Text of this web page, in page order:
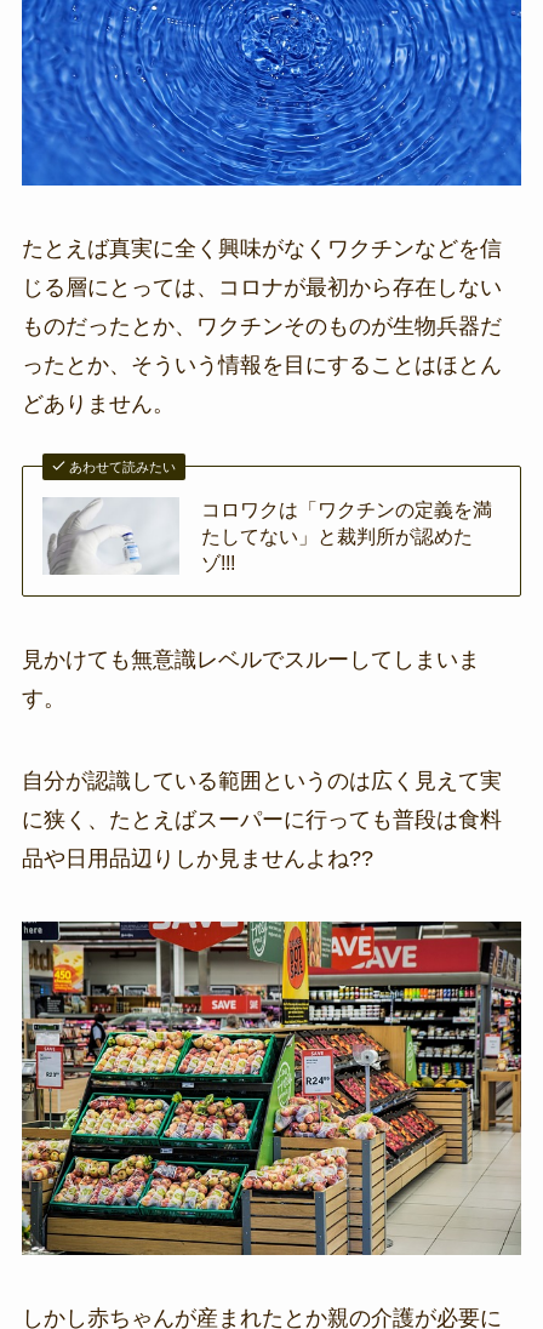
たとえば真実に全く興味がなくワクチンなどを信
じる層にとっては、コロナが最初から存在しない
ものだったとか、ワクチンそのものが生物兵器だ
ったとか、そういう情報を目にすることはほとん
どありません。
あわせて読みたい
コロワクは「ワクチンの定義を満
たしてない」と裁判所が認めた
ゾ!!!
見かけても無意識レベルでスルーしてしまいま
す。
自分が認識している範囲というのは広く見えて実
に狭く、たとえばスーパーに行っても普段は食料
品や日用品辺りしか見ませんよね??
しかし赤ちゃんが産まれたとか親の介護が必要に